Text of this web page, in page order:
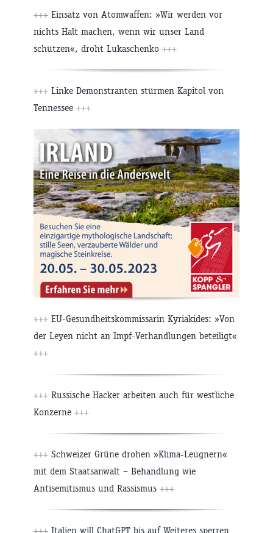
+++ Einsatz von Atomwaffen: »Wir werden vor
nichts Halt machen, wenn wir unser Land
schützen«, droht Lukaschenko +++
+++ Linke Demonstranten stürmen Kapitol von
Tennessee +++
+++ EU-Gesundheitskommissarin Kyriakides: »Von
der Leyen nicht an Impf-Verhandlungen beteiligt«
+++
+++ Russische Hacker arbeiten auch für westliche
Konzerne +++
+++ Schweizer Grüne drohen »Klima-Leugnern«
mit dem Staatsanwalt – Behandlung wie
Antisemitismus und Rassismus +++
+++ Italien will ChatGPT bis auf Weiteres sperren